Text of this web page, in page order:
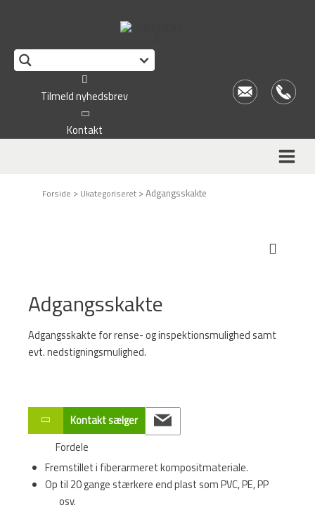
Tilmeld nyhedsbrev
Kontakt
Forside > Ukategoriseret >Adgangsskakte
Adgangsskakte
Adgangsskakte for rense- og inspektionsmulighed samt
evt. nedstigningsmulighed.
Kontakt sælger
Fordele
Fremstillet i fiberarmeret kompositmateriale.
Op til 20 gange stærkere end plast som PVC, PE, PP
osv.